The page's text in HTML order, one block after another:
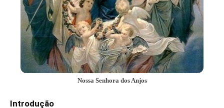
Nossa Senhora dos Anjos
Introdução